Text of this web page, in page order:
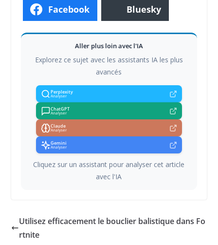
Facebook Bluesky
Aller plus loin avec l'IA
Explorez ce sujet avec les assistants IA les plus
avancés
Perplexity
Analyser
ChatGPT
Analyser
Claude
Analyser
Gemini
Analyser
Cliquez sur un assistant pour analyser cet article
avec l'IA
Utilisez efficacement le bouclier balistique dans Fo
rtnite